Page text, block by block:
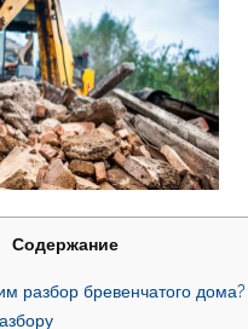
Содержание
разбор бревенчатого дома?